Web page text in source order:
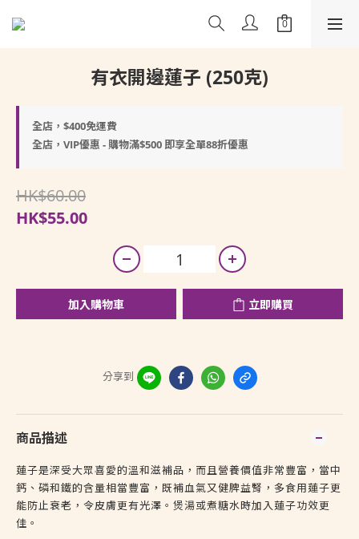
有衣開邊蓮子 (250克)
全店，$400免運費
全店，VIP優惠 - 購物滿$500 即享全單88折優惠
HK$60.00
HK$55.00
加入購物車 立即購買
分享到
商品描述
蓮子是深受大眾喜愛的溫和滋補品，而且營養價值非常豐富，當中
鈣、磷和鐵的含量相當豐富，既補血氣又健脾益腎，多食用蓮子更
能防止衰老，令皮膚更有光澤。煲湯或煮糖水時加入蓮子功效更
佳。